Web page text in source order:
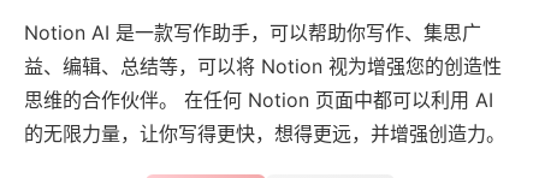
Notion AI 是一款写作助手，可以帮助你写作、集思广
益、编辑、总结等，可以将 Notion 视为增强您的创造性
思维的合作伙伴。 在任何 Notion 页面中都可以利用 AI
的无限力量，让你写得更快，想得更远，并增强创造力。